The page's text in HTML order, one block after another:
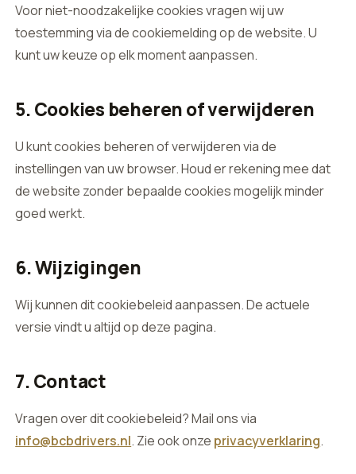
Voor niet-noodzakelijke cookies vragen wij uw
toestemming via de cookiemelding op de website. U
kunt uw keuze op elk moment aanpassen.
5. Cookies beheren of verwijderen
U kunt cookies beheren of verwijderen via de
instellingen van uw browser. Houd er rekening mee dat
de website zonder bepaalde cookies mogelijk minder
goed werkt.
6. Wijzigingen
Wij kunnen dit cookiebeleid aanpassen. De actuele
versie vindt u altijd op deze pagina.
7. Contact
Vragen over dit cookiebeleid? Mail ons via
info@bcbdrivers.nl. Zie ook onze privacyverklaring.